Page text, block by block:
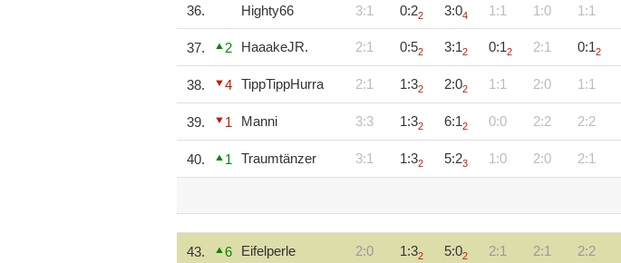
36. Highty66 3:1 0:22 3:04 1:1 1:0 1:1
37. 2 HaaakeJR. 2:1 0:52 3:12 0:12 2:1 0:12
38. 4 TippTippHurra 2:1 1:32 2:02 1:1 2:0 1:1
39. 1 Manni 3:3 1:32 6:12 0:0 2:2 2:2
40. 1 Traumtänzer 3:1 1:32 5:23 1:0 2:0 2:1
43. 6 Eifelperle 2:0 1:32 5:02 2:1 2:1 2:2